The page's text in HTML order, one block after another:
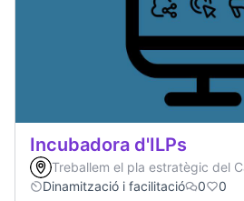
Incubadora d'ILPs
Treballem el pla estratègic del
Dinamització i facilitació
0 0